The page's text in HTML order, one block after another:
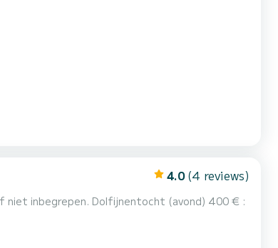
4.0 (4 reviews)
niet inbegrepen. Dolfijnentocht (avond) 400 € :